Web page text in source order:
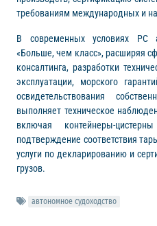
требованиям международных и
В современных условиях РС
«Больше, чем класс», расширяя
консалтинга, разработки
эксплуатации, морского
освидетельствования
выполняет техническое
включая контейнеры-
подтверждение соответствия
услуги по декларированию и
грузов.
автономное судоходство